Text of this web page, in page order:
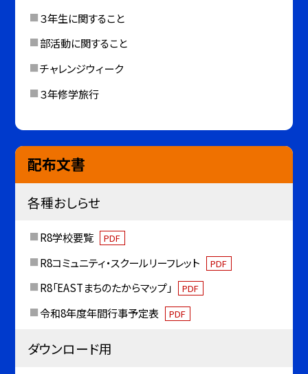
３年生に関すること
部活動に関すること
チャレンジウィーク
３年修学旅行
配布文書
各種おしらせ
R8学校要覧 PDF
R8コミュニティ・スクールリーフレット PDF
R8「EASTまちのたからマップ」 PDF
令和8年度年間行事予定表 PDF
ダウンロード用